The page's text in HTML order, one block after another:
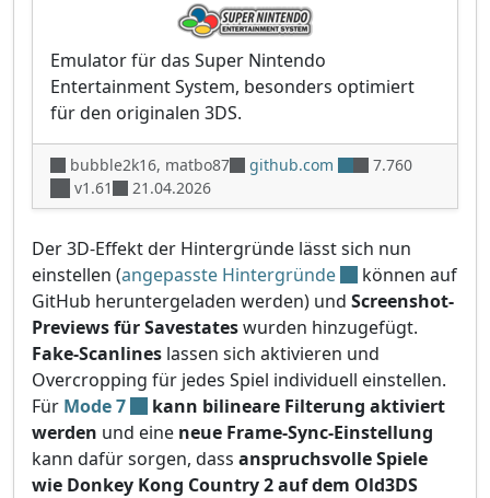
Emulator für das Super Nintendo
Entertainment System, besonders optimiert
für den originalen 3DS.
bubble2k16, matbo87 github.com
7.760
v1.61
21.04.2026
Der 3D-Effekt der Hintergründe lässt sich nun
einstellen (angepasste Hintergründe
können auf
GitHub heruntergeladen werden) und Screenshot-
Previews für Savestateswurden hinzugefügt.
Fake-Scanlines lassen sich aktivieren und
Overcropping für jedes Spiel individuell einstellen.
Für Mode 7
kann bilineare Filterung aktiviert
werden und eine neue Frame-Sync-Einstellung
kann dafür sorgen, dass anspruchsvolle Spiele
wie Donkey Kong Country 2 auf dem Old3DS